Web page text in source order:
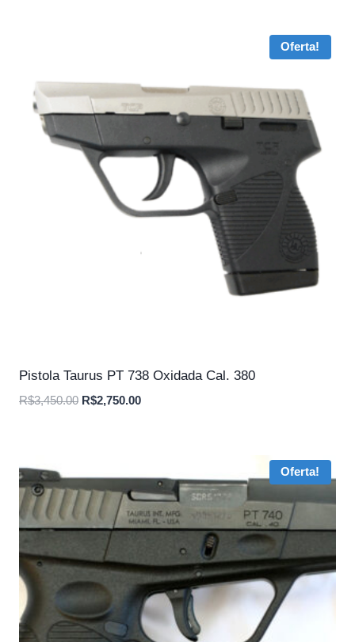
Oferta!
Pistola Taurus PT 738 Oxidada Cal. 380
R$3,450.00 O
R$2,750.00O
Oferta!